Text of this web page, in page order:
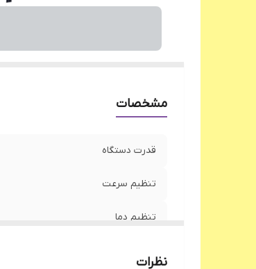
مشخصات
قدرت دستگاه
تنظیم سرعت
تنظیم دما
نظرات